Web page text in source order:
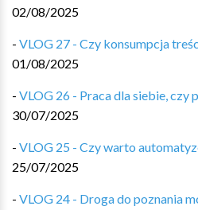
02/08/2025
- VLOG 27 - Czy konsumpcja
01/08/2025
- VLOG 26 - Praca dla siebie, czy
30/07/2025
- VLOG 25 - Czy warto
25/07/2025
- VLOG 24 - Droga do poznania